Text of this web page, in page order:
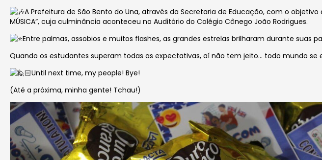
APrefeitura de São Bento do Una, através da Secretaria de Educação, com o objetivo
MÚSICA”, cuja culminância aconteceu no Auditório do Colégio Cônego João Rodrigues.
Entre palmas, assobios e muitos flashes, as grandes estrelas brilharam durante suas
Quando os estudantes superam todas as expectativas, aí não tem jeito… todo mundo se
Until next time, my people! Bye!
(Até a próxima, minha gente! Tchau!)